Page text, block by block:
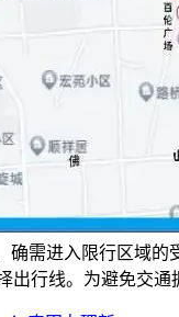
需进入限行区域
行线。为避免交